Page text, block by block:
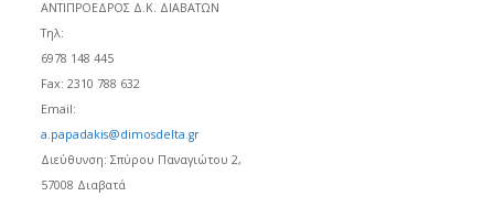
ΑΝΤΙΠΡΟΕΔΡΟΣ Δ.Κ. ΔΙΑΒΑΤΩΝ
Τηλ:
6978 148 445
Fax: 2310 788 632
Email:
a.papadakis@dimosdelta.gr
Διεύθυνση: Σπύρου Παναγιώτου 2,
57008 Διαβατά